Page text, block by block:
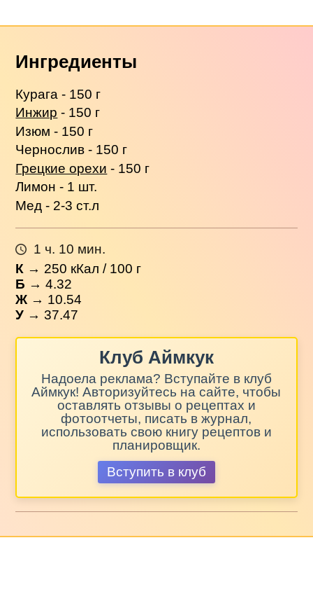
Ингредиенты
Курага - 150 г
Инжир - 150 г
Изюм - 150 г
Чернослив - 150 г
Грецкие орехи - 150 г
Лимон - 1 шт.
Мед - 2-3 ст.л
1 ч. 10 мин.
К → 250 кКал / 100 г
Б → 4.32
Ж → 10.54
У → 37.47
Клуб Аймкук
Надоела реклама? Вступайте в клуб
Аймкук! Авторизуйтесь на сайте, чтобы
оставлять отзывы о рецептах и
фотоотчеты, писать в журнал,
использовать свою книгу рецептов и
планировщик.
Вступить в клуб